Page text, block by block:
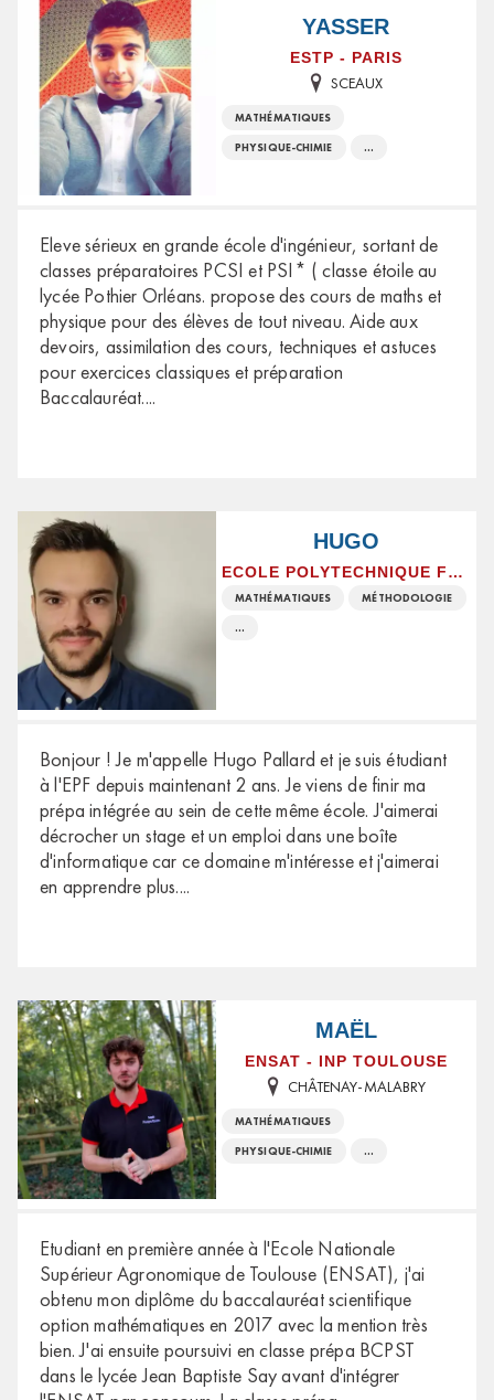
YASSER
ESTP - PARIS
SCEAUX
MATHÉMATIQUES
PHYSIQUE-CHIMIE ...
Eleve sérieux en grande école d'ingénieur, sortant de
classes préparatoires PCSI et PSI* ( classe étoile au
lycée Pothier Orléans. propose des cours de maths et
physique pour des élèves de tout niveau. Aide aux
devoirs, assimilation des cours, techniques et astuces
pour exercices classiques et préparation
Baccalauréat....
HUGO
ECOLE POLYTECHNIQUE FÉMININE
MATHÉMATIQUES MÉTHODOLOGIE
...
Bonjour ! Je m'appelle Hugo Pallard et je suis étudiant
à l'EPF depuis maintenant 2 ans. Je viens de finir ma
prépa intégrée au sein de cette même école. J'aimerai
décrocher un stage et un emploi dans une boîte
d'informatique car ce domaine m'intéresse et j'aimerai
en apprendre plus....
MAËL
ENSAT - INP TOULOUSE
CHÂTENAY-MALABRY
MATHÉMATIQUES
PHYSIQUE-CHIMIE ...
Etudiant en première année à l'Ecole Nationale
Supérieur Agronomique de Toulouse (ENSAT), j'ai
obtenu mon diplôme du baccalauréat scientifique
option mathématiques en 2017 avec la mention très
bien. J'ai ensuite poursuivi en classe prépa BCPST
dans le lycée Jean Baptiste Say avant d'intégrer